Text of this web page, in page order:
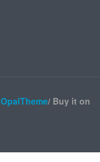
OpalTheme/ Buy it on